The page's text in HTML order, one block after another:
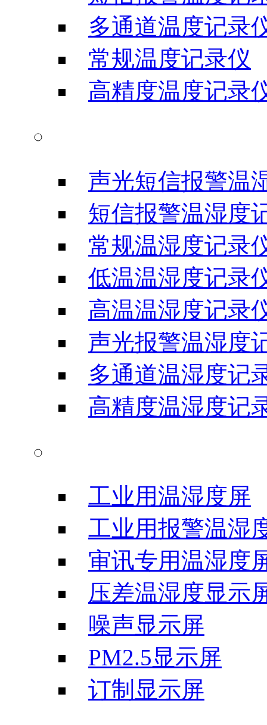
多通道温度记录
常规温度记录仪
高精度温度记录
声光短信报警温
短信报警温湿度
常规温湿度记录
低温温湿度记录
高温温湿度记录
声光报警温湿度
多通道温湿度记
高精度温湿度记
工业用温湿度屏
工业用报警温湿
审讯专用温湿度
压差温湿度显示
噪声显示屏
PM2.5显示屏
订制显示屏